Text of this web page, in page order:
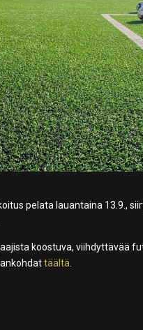
pelata lauantaina 13.9.,
koostuva, viihdyttävää
täältä